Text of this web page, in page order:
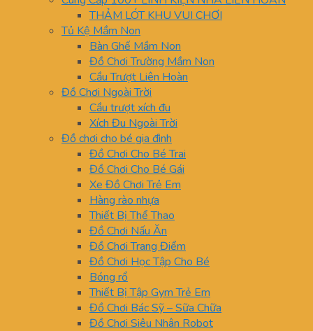
THẢM LÓT KHU VUI CHƠI
Tủ Kệ Mầm Non
Bàn Ghế Mầm Non
Đồ Chơi Trường Mầm Non
Cầu Trượt Liên Hoàn
Đồ Chơi Ngoài Trời
Cầu trượt xích đu
Xích Đu Ngoài Trời
Đồ chơi cho bé gia đình
Đồ Chơi Cho Bé Trai
Đồ Chơi Cho Bé Gái
Xe Đồ Chơi Trẻ Em
Hàng rào nhựa
Thiết Bị Thể Thao
Đồ Chơi Nấu Ăn
Đồ Chơi Trang Điểm
Đồ Chơi Học Tập Cho Bé
Bóng rổ
Thiết Bị Tập Gym Trẻ Em
Đồ Chơi Bác Sỹ – Sữa Chữa
Đồ Chơi Siêu Nhân Robot